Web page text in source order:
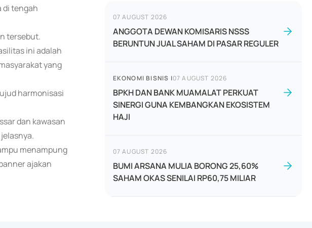
di tengah
tersebut.
ini adalah
yang
harmonisasi
dan kawasan
menampung
ajakan
07 AUGUST 2026
ANGGOTA DEWAN KOMISARIS NSSS
BERUNTUN JUAL SAHAM DI PASAR REGULER
EKONOMI BISNIS |07 AUGUST 2026
BPKH DAN BANK MUAMALAT PERKUAT
SINERGI GUNA KEMBANGKAN EKOSISTEM
HAJI
07 AUGUST 2026
BUMI ARSANA MULIA BORONG 25,60%
SAHAM OKAS SENILAI RP60,75 MILIAR